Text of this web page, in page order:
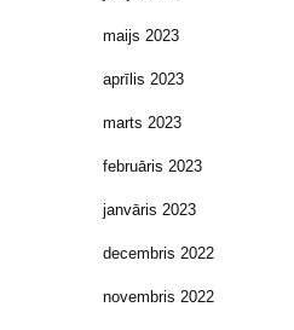
maijs 2023
aprīlis 2023
marts 2023
februāris 2023
janvāris 2023
decembris 2022
novembris 2022